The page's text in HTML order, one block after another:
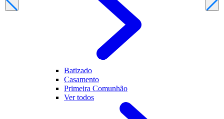
Batizado
Casamento
Primeira Comunhão
Ver todos